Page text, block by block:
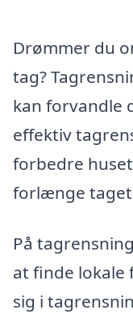
Drømmer du
tag?
kan forvandle
effektiv
forbedre
forlænge
På
at finde lokale
sig i